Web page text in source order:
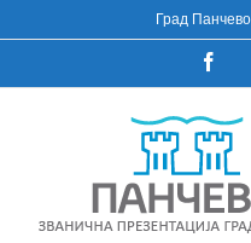
to
Град Панчево